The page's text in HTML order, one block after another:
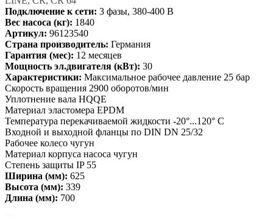
Подключение к сети: 3 фазы, 380-400 В
Вес насоса (кг): 1840
Артикул: 96123540
Страна производитель: Германия
Гарантия (мес): 12 месяцев
Мощность эл.двигателя (кВт): 30
Характеристики: Максимальное рабочее давление 25 бар
Скорость вращения 2900 оборотов/мин
Уплотнение вала HQQE
Материал эластомера EPDM
Температура перекачиваемой жидкости -20°...120° C
Входной и выходной фланцы по DIN DN 25/32
Рабочее колесо чугун
Материал корпуса насоса чугун
Степень защиты IP 55
Ширина (мм): 625
Высота (мм): 339
Длина (мм): 700